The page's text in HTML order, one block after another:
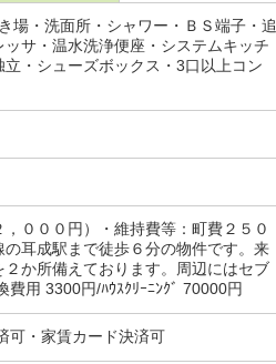
場・洗面所・シャワー・ＢＳ端子・追
サ・温水洗浄便座・システムキッチ
・シューズボックス・3口以上コン
０００円）・維持費等：町費２５０
耳成駅まで徒歩６分の物件です。来
か所備えております。周辺にはセブ
用 3300円/ﾊｳｽｸﾘｰﾆﾝｸﾞ 70000円
可・家賃カード決済可